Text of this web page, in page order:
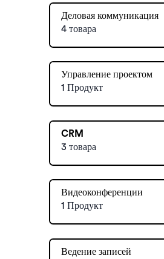
Деловая коммуникация
4 товара
Управление проектом
1 Продукт
CRM
3 товара
Видеоконференции
1 Продукт
Ведение записей